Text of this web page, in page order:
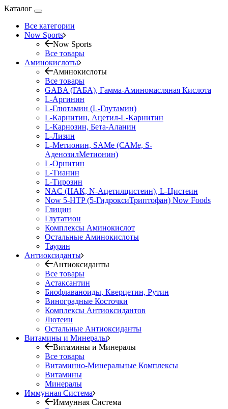
Каталог
Все категории
Now Sports
Now Sports
Все товары
Аминокислоты
Аминокислоты
Все товары
GABA (ГАБА), Гамма-Аминомасляная Кислота
L-Аргинин
L-Глютамин (L-Глутамин)
L-Карнитин, Ацетил-L-Карнитин
L-Карнозин, Бета-Аланин
L-Лизин
L-Метионин, SAMe (САМе, S-
АденозилМетионин)
L-Орнитин
L-Тианин
L-Тирозин
NAC (НАК, N-Ацетилцистеин), L-Цистеин
Now 5-HTP (5-ГидроксиТриптофан) Now Foods
Глицин
Глутатион
Комплексы Аминокислот
Остальные Аминокислоты
Таурин
Антиоксиданты
Антиоксиданты
Все товары
Астаксантин
Биофлаваноиды, Кверцетин, Рутин
Виноградные Косточки
Комплексы Антиоксидантов
Лютеин
Остальные Антиоксиданты
Витамины и Минералы
Витамины и Минералы
Все товары
Витаминно-Минеральные Комплексы
Витамины
Минералы
Иммунная Система
Иммунная Система